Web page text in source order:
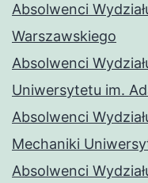
Absolwenci
Warszawskiego
Absolwenci
Uniwersytetu im.
Absolwenci
Mechaniki
Absolwenci